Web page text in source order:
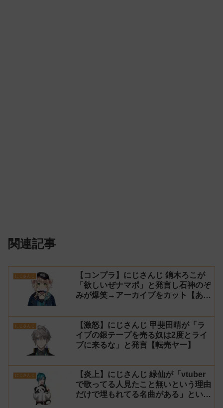
関連記事
にじさんじ
【コンプラ】にじさんじ 鏑木ろこが
「欲しいぜナマポ」と発言し石神のぞ
みが爆笑→アーカイブをカット【あら
にじさんじ
【激怒】にじさんじ 甲斐田晴が「ラ
イブの銀テープを売る奴は2度とライ
ブに来るな」と発言【転売ヤー】
にじさんじ
【炎上】にじさんじ 緑仙が「vtuber
で歌ってる人見たこと無いという理由
だけで埋もれてる名曲がある」という